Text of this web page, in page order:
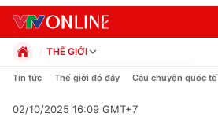
THẾ GIỚI
Chính trị
Pháp luật
Tin tức Thế giới đó đây Câu chuyện quốc tế
02/10/2025 16:09 GMT+7